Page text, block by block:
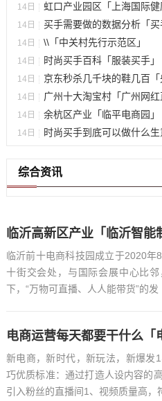
14日 虹口产业园区「上海国际健
14日 买手需要做的数据分析「买
14日 \\「中关村先行示范区」
14日 时尚买手百科「服装买手」
14日 京东秒杀几千块的鞋几百「
14日 广州十大淘宝村「广州网红
14日 余杭区产业「临平电商园」
14日 时尚买手到底可以做什么
综合资讯
临沂高新区产业「临沂智能
临沂前十电商科技园成立于2020
十街交会处，与国际会展中心比
下，“万物可直播、人人能带货”的发
电商运营每天都要干什么「
新电商，新时代，新玩法，新爆发
巧优质标准：通过打造人设内容的
引入粉丝的直播间1、视频质量高，